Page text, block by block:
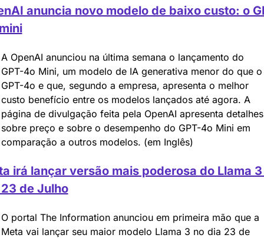
anuncia novo modelo de baixo custo: o
A OpenAI anunciou na última semana o lançamento do
GPT-4o Mini, um modelo de IA generativa menor do que o
GPT-4o e que, segundo a empresa, apresenta o melhor
custo benefício entre os modelos lançados até agora. A
página de divulgação feita pela OpenAI apresenta detalhes
sobre preço e sobre o desempenho do GPT-4o Mini em
comparação a outros modelos. (em Inglês)
irá lançar versão mais poderosa do Llama 3
de Julho
O portal The Information anunciou em primeira mão que a
Meta vai lançar seu maior modelo Llama 3 no dia 23 de